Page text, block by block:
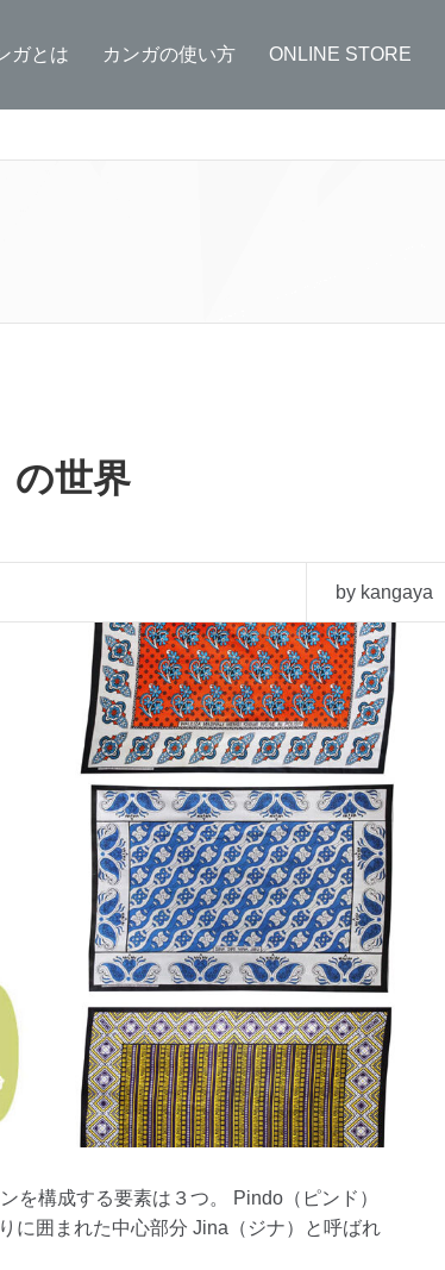
ガとは カンガの使い方 ONLINE STORE
の世界
by kangaya
を構成する要素は３つ。 Pindo（ピンド）
に囲まれた中心部分 Jina（ジナ）と呼ばれ